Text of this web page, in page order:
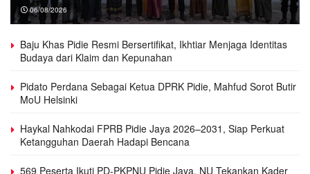
06/08/2026
Baju Khas Pidie Resmi Bersertifikat, Ikhtiar Menjaga Identitas
Budaya dari Klaim dan Kepunahan
Pidato Perdana Sebagai Ketua DPRK Pidie, Mahfud Sorot Butir
MoU Helsinki
Haykal Nahkodai FPRB Pidie Jaya 2026–2031, Siap Perkuat
Ketangguhan Daerah Hadapi Bencana
569 Peserta Ikuti PD-PKPNU Pidie Jaya, NU Tekankan Kader